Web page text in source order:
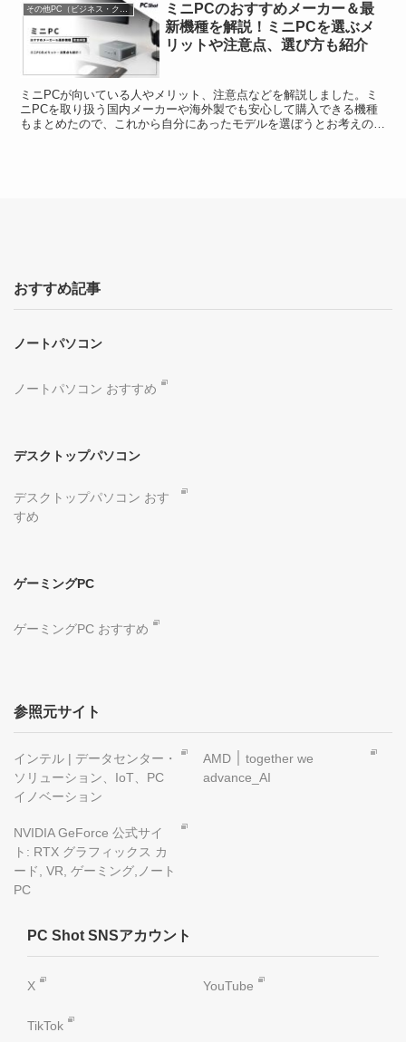
ミニPCのおすすめメーカー＆最
新機種を解説！ミニPCを選ぶメ
リットや注意点、選び方も紹介
ミニPCが向いている人やメリット、注意点などを解説しました。ミ
ニPCを取り扱う国内メーカーや海外製でも安心して購入できる機種
もまとめたので、これから自分にあったモデルを選ぼうとお考えの方
おすすめ記事
ノートパソコン
ノートパソコン おすすめ
デスクトップパソコン
デスクトップパソコン おす
すめ
ゲーミングPC
ゲーミングPC おすすめ
参照元サイト
インテル | データセンター・
ソリューション、IoT、PC
イノベーション
AMD ׀ together we
advance_AI
NVIDIA GeForce 公式サイ
ト: RTX グラフィックス カ
ード, VR, ゲーミング,ノート
PC
PC Shot SNSアカウント
X YouTube
TikTok